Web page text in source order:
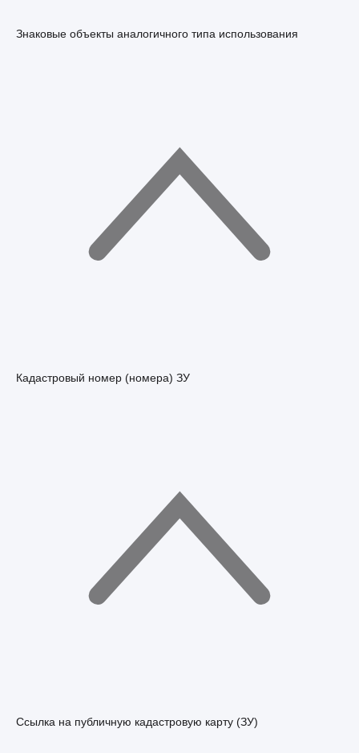
Знаковые объекты аналогичного типа использования
Кадастровый номер (номера) ЗУ
Ссылка на публичную кадастровую карту (ЗУ)